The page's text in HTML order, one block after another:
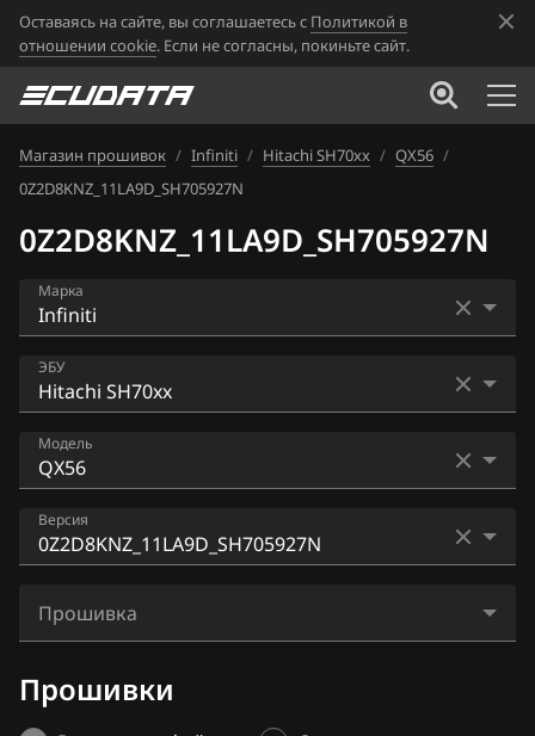
Оставаясь на сайте, вы соглашаетесь с Политикой в
отношении cookie. Если не согласны, покиньте сайт.
Магазин прошивок / Infiniti / Hitachi SH70xx / QX56 /
0Z2D8KNZ_11LA9D_SH705927N
0Z2D8KNZ_11LA9D_SH705927N
Марка
Acura
Alfa Romeo
ATLAS
BAIC
Bentley
BMW
ЭБУ
Bosch MED17.7.2
Hitachi BED500-310
Hitachi SH70xx
Hitachi SH7254xx
Модель
EX25
EX37
FX35
FX45
Версия
0Z2D8KNZ1_11ZR8A_SH705927N
0Z2D8KNZ1_11ZT7A_SH705927N
Прошивка
0Z2D8KNZ_11LA9D_SH705927N_SE4.bin
Прошивки